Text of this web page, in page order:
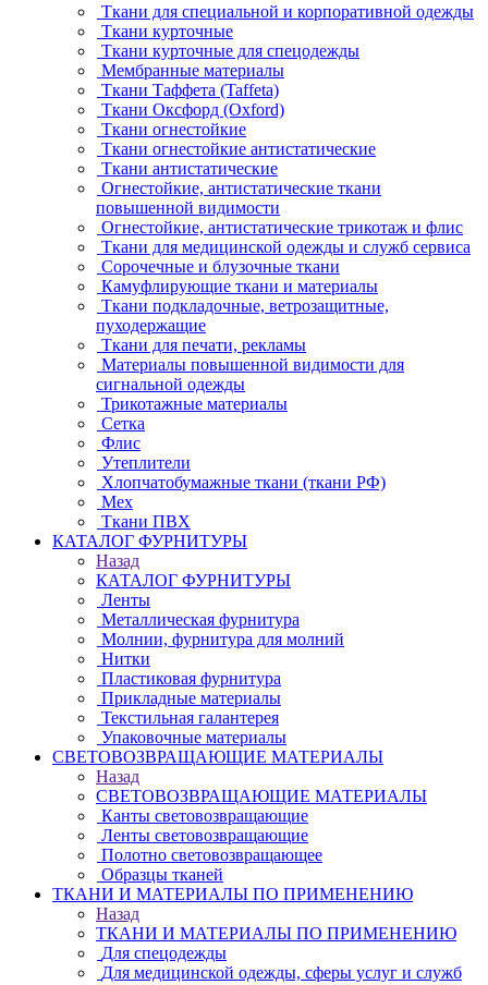
Ткани для специальной и корпоративной одежды
Ткани курточные
Ткани курточные для спецодежды
Мембранные материалы
Ткани Таффета (Taffeta)
Ткани Оксфорд (Oxford)
Ткани огнестойкие
Ткани огнестойкие антистатические
Ткани антистатические
Огнестойкие, антистатические ткани
повышенной видимости
Огнестойкие, антистатические трикотаж и флис
Ткани для медицинской одежды и служб сервиса
Сорочечные и блузочные ткани
Камуфлирующие ткани и материалы
Ткани подкладочные, ветрозащитные,
пуходержащие
Ткани для печати, рекламы
Материалы повышенной видимости для
сигнальной одежды
Трикотажные материалы
Сетка
Флис
Утеплители
Хлопчатобумажные ткани (ткани РФ)
Мех
Ткани ПВХ
КАТАЛОГ ФУРНИТУРЫ
Назад
КАТАЛОГ ФУРНИТУРЫ
Ленты
Металлическая фурнитура
Молнии, фурнитура для молний
Нитки
Пластиковая фурнитура
Прикладные материалы
Текстильная галантерея
Упаковочные материалы
СВЕТОВОЗВРАЩАЮЩИЕ МАТЕРИАЛЫ
Назад
СВЕТОВОЗВРАЩАЮЩИЕ МАТЕРИАЛЫ
Канты световозвращающие
Ленты световозвращающие
Полотно световозвращающее
Образцы тканей
ТКАНИ И МАТЕРИАЛЫ ПО ПРИМЕНЕНИЮ
Назад
ТКАНИ И МАТЕРИАЛЫ ПО ПРИМЕНЕНИЮ
Для спецодежды
Для медицинской одежды, сферы услуг и служб